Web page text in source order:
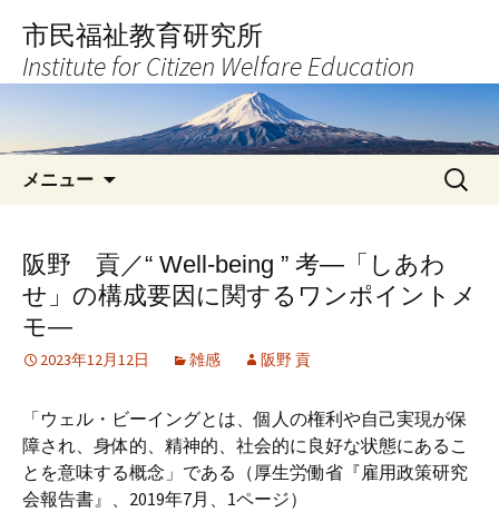
へ
キ
市民福祉教育研究所
Institute for Citizen Welfare Education
メニュー
検
索:
阪野 貢／“ Well-being ” 考―「しあわ
せ」の構成要因に関するワンポイントメ
モ―
2023年12月12日 雑感 阪野 貢
「ウェル・ビーイングとは、個人の権利や自己実現が保
障され、身体的、精神的、社会的に良好な状態にあるこ
とを意味する概念」である（厚生労働省『雇用政策研究
会報告書』、2019年7月、1ページ）